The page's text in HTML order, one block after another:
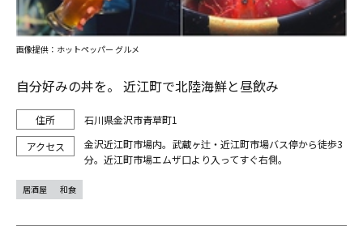
自分好みの丼を。 近江町で北陸海鮮と昼飲み
石川県金沢市青草町1
金沢近江町市場内。武蔵ヶ辻・近江町市場バス停から徒歩3
分。近江町市場エムザ口より入ってすぐ右側。
画像提供：ホットペッパー グルメ
居酒屋 和食